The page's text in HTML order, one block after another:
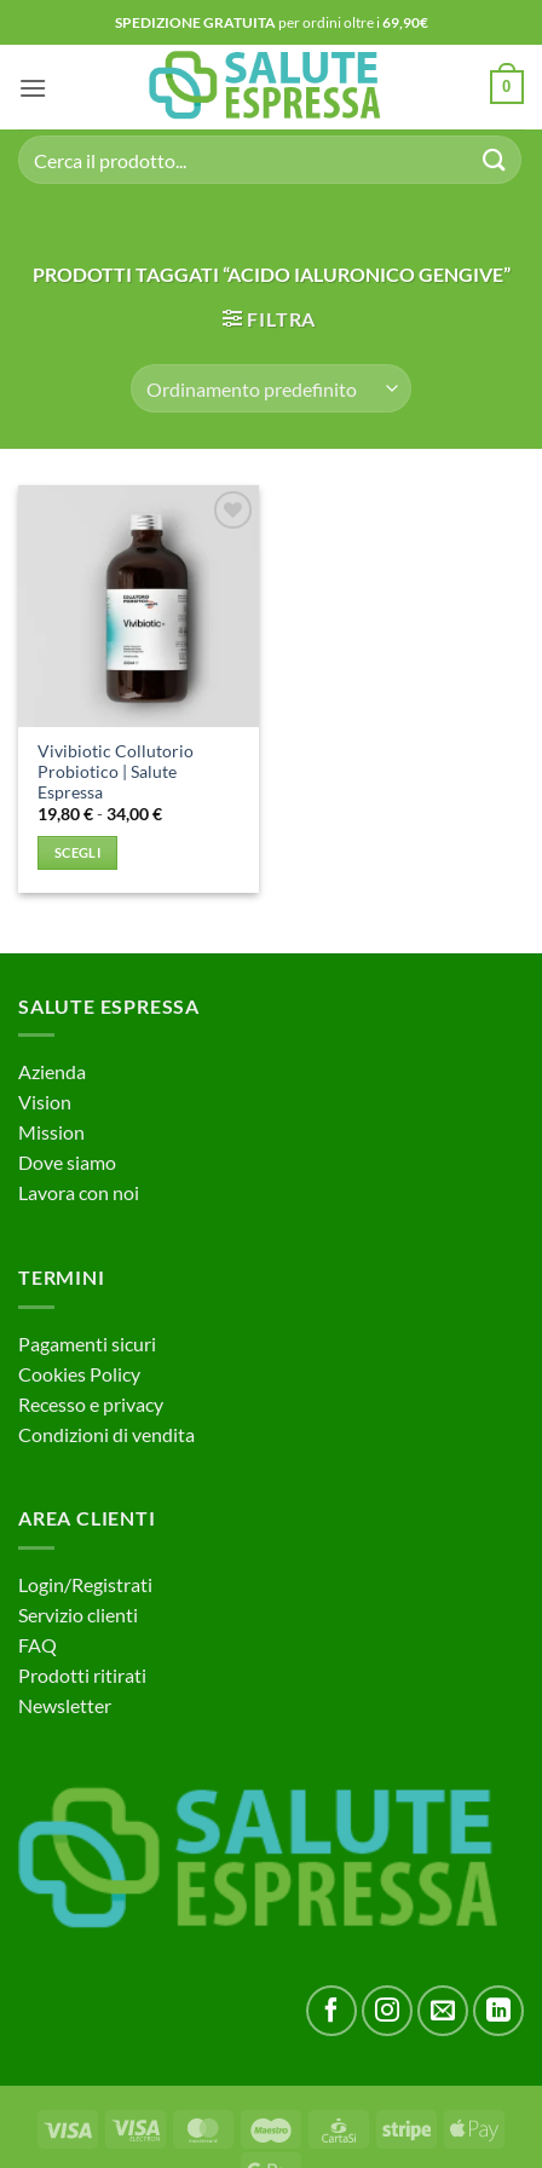
ai
contenuti
SPEDIZIONE GRATUITAper ordini oltre i69,90€
0
Cerca:
PRODOTTI TAGGATI “ACIDO IALURONICO GENGIVE”
FILTRA
Vivibiotic Collutorio
Probiotico | Salute
Espressa
19,80€-34,00€Fascia
a
SCEGLI
più
Le
opzioni
essere
scelte
nella
pagina
SALUTE ESPRESSA
Azienda
Vision
Mission
Dove siamo
Lavora con noi
TERMINI
Pagamenti sicuri
Cookies Policy
Recesso e privacy
Condizioni di vendita
AREA CLIENTI
Login/Registrati
Servizio clienti
FAQ
Prodotti ritirati
Newsletter
Visa
Visa
MasterCardMaestro CartaSi Stripe
Apple